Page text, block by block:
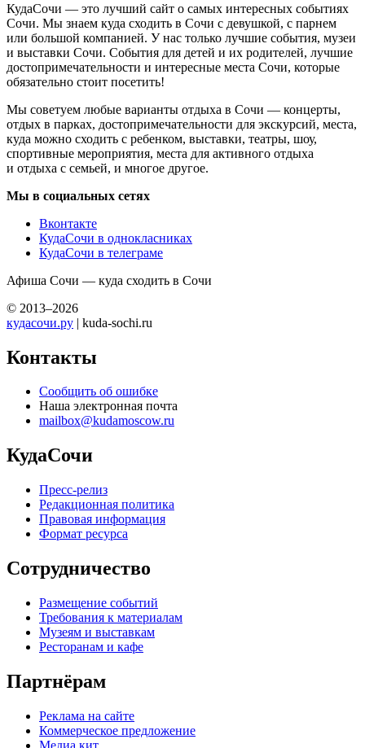
КудаСочи — это лучший сайт о самых интересных событиях
Сочи. Мы знаем куда сходить в Сочи с девушкой, с парнем
или большой компанией. У нас только лучшие события, музеи
и выставки Сочи. События для детей и их родителей, лучшие
достопримечательности и интересные места Сочи, которые
обязательно стоит посетить!
Мы советуем любые варианты отдыха в Сочи — концерты,
отдых в парках, достопримечательности для экскурсий, места,
куда можно сходить с ребенком, выставки, театры, шоу,
спортивные мероприятия, места для активного отдыха
и отдыха с семьей, и многое другое.
Мы в социальных сетях
Вконтакте
КудаСочи в однокласниках
КудаСочи в телеграме
Афиша Сочи — куда сходить в Сочи
© 2013–2026
кудасочи.ру | kuda-sochi.ru
Контакты
Сообщить об ошибке
Наша электронная почта
mailbox@kudamoscow.ru
КудаСочи
Пресс-релиз
Редакционная политика
Правовая информация
Формат ресурса
Сотрудничество
Размещение событий
Требования к материалам
Музеям и выставкам
Ресторанам и кафе
Партнёрам
Реклама на сайте
Коммерческое предложение
Медиа кит